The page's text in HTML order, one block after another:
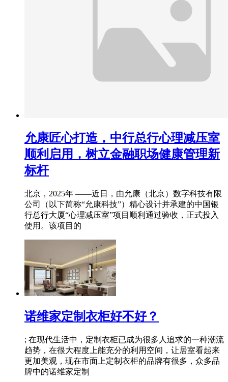
允康匠心打造，中行总行心理减压室
顺利启用，树立金融职场健康管理新
标杆
北京，2025年 ——近日，由允康（北京）数字科技有限
公司（以下简称“允康科技”）精心设计并承建的中国银
行总行大厦“心理减压室”项目顺利通过验收，正式投入
使用。该项目的
诺维家定制衣柜好不好？
; 在现代生活中，定制衣柜已成为很多人追求的一种潮流
趋势，在很大程度上能充分的利用空间，让居室看起来
更加美观，现在市面上定制衣柜的品牌有很多，众多品
牌中的诺维家定制